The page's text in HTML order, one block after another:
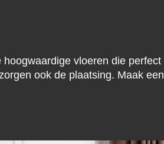
vloeren die perfect
ook de plaatsing. Maak een